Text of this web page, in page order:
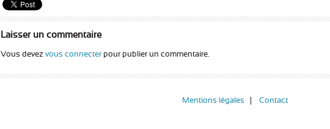
Laisser un commentaire
Vous devez vous connecter pour publier un commentaire.
Mentions légales Contact